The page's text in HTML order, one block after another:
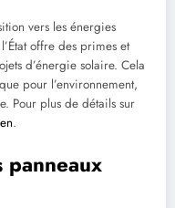
vers les énergies
offre des primes et
d’énergie solaire. Cela
pour l’environnement,
Pour plus de détails sur
.
panneaux